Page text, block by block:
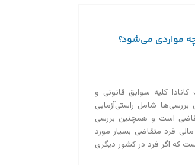
مواردی می‌شود؟
کلیه سوابق قانونی و
بررسی‌ها شامل راستی‌آزمایی
است و همچنین بررسی
فرد متقاضی بسیار مورد
که اگر فرد در کشور دیگری